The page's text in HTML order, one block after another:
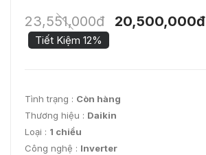
23,551,000đ 20,500,000đ
Tiết Kiệm 12%
Tình trạng : Còn hàng
Thương hiệu : Daikin
Loại : 1 chiều
Công nghệ : Inverter